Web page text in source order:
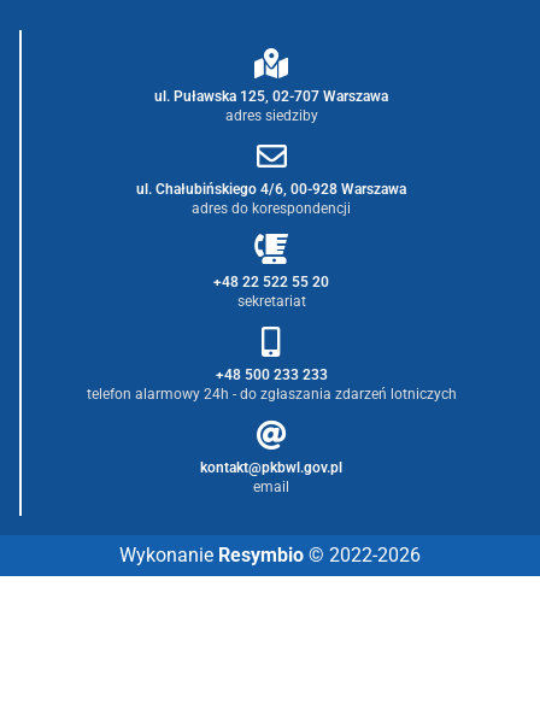
ul. Puławska 125, 02-707 Warszawa
adres siedziby
ul. Chałubińskiego 4/6, 00-928 Warszawa
adres do korespondencji
+48 22 522 55 20
sekretariat
+48 500 233 233
telefon alarmowy 24h - do zgłaszania zdarzeń lotniczych
kontakt@pkbwl.gov.pl
email
Wykonanie Resymbio © 2022-2026